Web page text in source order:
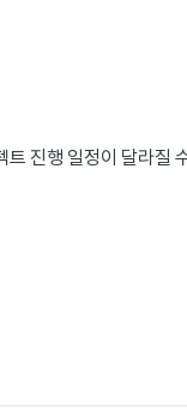
진행 일정이 달라질